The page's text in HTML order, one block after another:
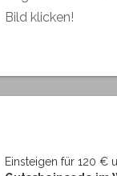
Bild klicken!
Einsteigen für 120 €